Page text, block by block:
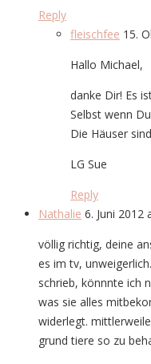
Reply
fleischfee 15.
Hallo Michael,
danke Dir! Es
Selbst wenn
Die Häuser
LG Sue
Reply
Nathalie 6. Juni 2012
völlig richtig, deine
es im tv,
schrieb, könnnte ich
was sie alles
widerlegt.
grund tiere so zu